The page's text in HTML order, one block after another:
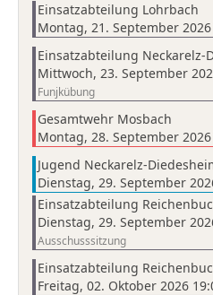
Einsatzabteilung Lohrbach
Montag, 21. September
Einsatzabteilung Neckarelz-
Mittwoch, 23. September
Funjkübung
Gesamtwehr Mosbach
Montag, 28. September
Jugend Neckarelz-
Dienstag, 29. September
Einsatzabteilung
Dienstag, 29. September
Ausschusssitzung
Einsatzabteilung
Freitag, 02. Oktober 2026